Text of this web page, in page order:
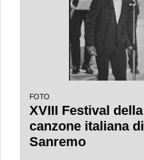
FOTO
XVIII Festival della
canzone italiana di
Sanremo